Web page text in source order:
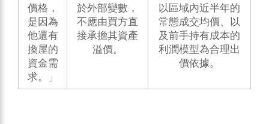
價格，
是因為
他還有
換屋的
資金需
求。」
於外部變數，
不應由買方直
接承擔其資產
溢價。
以區域內近半年的
常態成交均價、以
及前手持有成本的
利潤模型為合理出
價依據。